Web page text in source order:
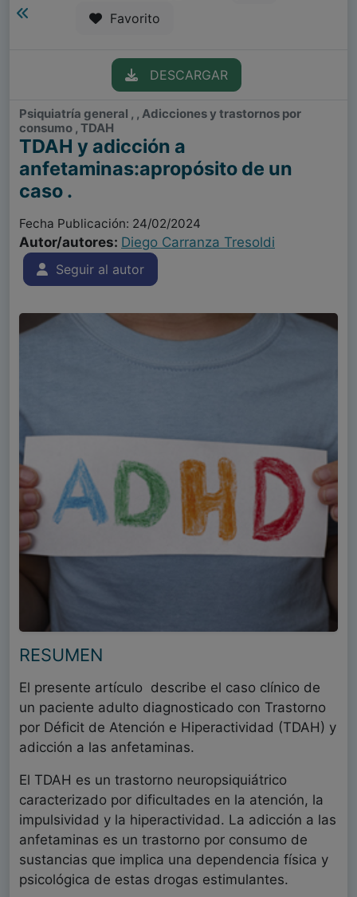
Favorito
DESCARGAR
Psiquiatría general , , Adicciones y trastornos por
consumo , TDAH
TDAH y adicción a
anfetaminas:apropósito de un
caso .
Fecha Publicación: 24/02/2024
Autor/autores: Diego Carranza Tresoldi
Seguir al autor
RESUMEN
El presente artículo describe el caso clínico de
un paciente adulto diagnosticado con Trastorno
por Déficit de Atención e Hiperactividad (TDAH) y
adicción a las anfetaminas.
El TDAH es un trastorno neuropsiquiátrico
caracterizado por dificultades en la atención, la
impulsividad y la hiperactividad. La adicción a las
anfetaminas es un trastorno por consumo de
sustancias que implica una dependencia física y
psicológica de estas drogas estimulantes.